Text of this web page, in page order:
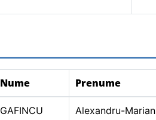
Nume Prenume
GAFINCU Alexandru-Marian